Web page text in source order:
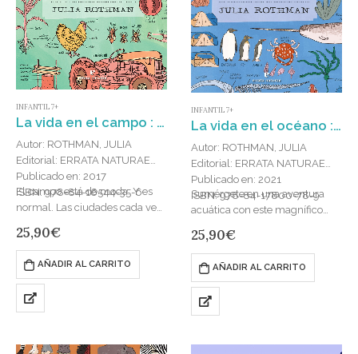
INFANTIL 7+
La vida en el campo : Saberes y curiosidades para disfrutar fuera de la ciudad
Autor: ROTHMAN, JULIA
Editorial: ERRATA NATURAE
Publicado en: 2017
ISBN: 978-84-16544-35-6
El campo está de moda. Y es
normal. Las ciudades cada vez
menos, y sus ritmos y…
25,90€
AÑADIR AL CARRITO
INFANTIL 7+
La vida en el océano : Secretos y curiosidades del mundo marino
Autor: ROTHMAN, JULIA
Editorial: ERRATA NATURAE
Publicado en: 2021
ISBN: 978-84-17800-78-9
Sumérgete en una aventura
acuática con este magnífico
mundo. Explora los arrecifes de
coral, viaja a los mares…
25,90€
AÑADIR AL CARRITO